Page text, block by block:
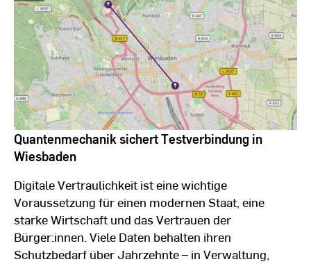
Quantenmechanik sichert Testverbindung in
Wiesbaden
Digitale Vertraulichkeit ist eine wichtige
Voraussetzung für einen modernen Staat, eine
starke Wirtschaft und das Vertrauen der
Bürger:innen. Viele Daten behalten ihren
Schutzbedarf über Jahrzehnte – in Verwaltung,